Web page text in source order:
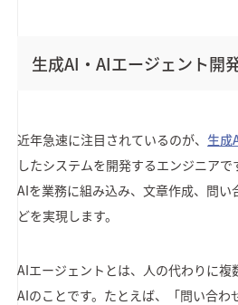
生成AI・AIエージェント開
近年急速に注目されているのが、 生成
したシステムを開発するエンジニア
AIを業務に組み込み、文章作成、問い
どを実現します。
AIエージェントとは、人の代わりに複
AIのことです。たとえば、「問い合わ